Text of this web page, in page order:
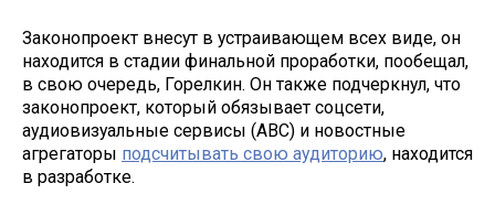
Законопроект внесут в устраивающем всех виде, он
находится в стадии финальной проработки, пообещал,
в свою очередь, Горелкин. Он также подчеркнул, что
законопроект, который обязывает соцсети,
аудиовизуальные сервисы (АВС) и новостные
агрегаторы подсчитывать свою аудиторию, находится
в разработке.